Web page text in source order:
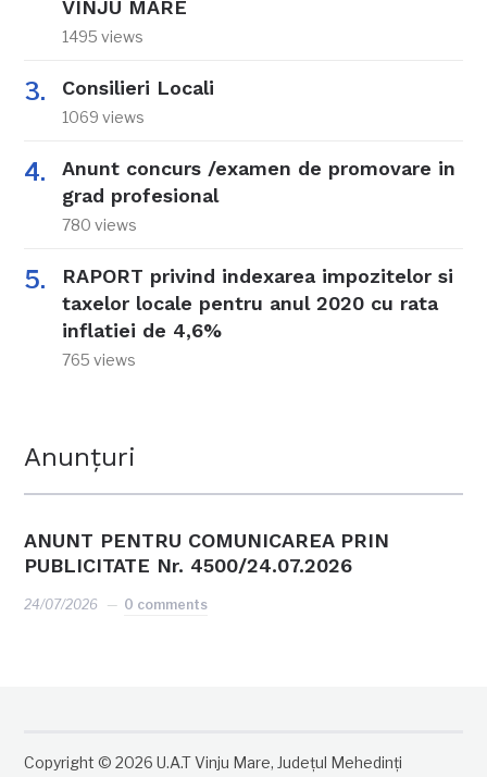
VÎNJU MARE
1495 views
Consilieri Locali
1069 views
Anunt concurs /examen de promovare in
grad profesional
780 views
RAPORT privind indexarea impozitelor si
taxelor locale pentru anul 2020 cu rata
inflatiei de 4,6%
765 views
Anunțuri
ANUNT PENTRU COMUNICAREA PRIN
PUBLICITATE Nr. 4500/24.07.2026
24/07/2026 0 comments
Copyright © 2026 U.A.T Vinju Mare, Județul Mehedinți